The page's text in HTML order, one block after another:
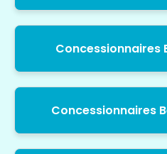
Concessionnaires
Concessionnaires